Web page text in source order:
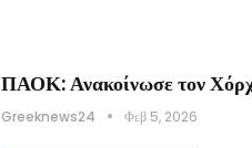
ΠΑΟΚ: Ανακοίνωσε τον
Greeknews24 Φεβ 5, 2026